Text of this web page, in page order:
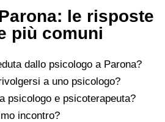
le risposte
più comuni
dallo psicologo a Parona?
a uno psicologo?
psicologo e psicoterapeuta?
incontro?